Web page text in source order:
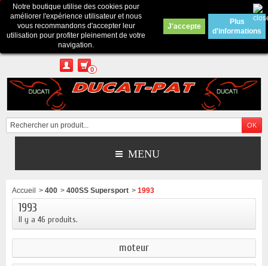
Contactez-nous
Appelez-nous au :Pour tous renseignements : merci d'envoyer un mail
depuis le formulaire de contact ou sur ducatpat25@gmail.com
0
MENU
Notre boutique utilise des cookies pour
améliorer l'expérience utilisateur et nous
vous recommandons d'accepter leur
utilisation pour profiter pleinement de votre
navigation.
J'accepte
Plus
d'informations
Accueil > 400 > 400SS Supersport > 1993
1993
Il y a 46 produits.
moteur